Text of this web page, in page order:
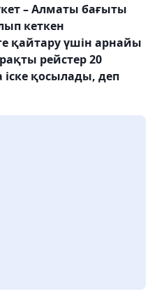
– Алматы бағыты
кеткен
қайтару үшін арнайы
рейстер 20
қосылады, деп